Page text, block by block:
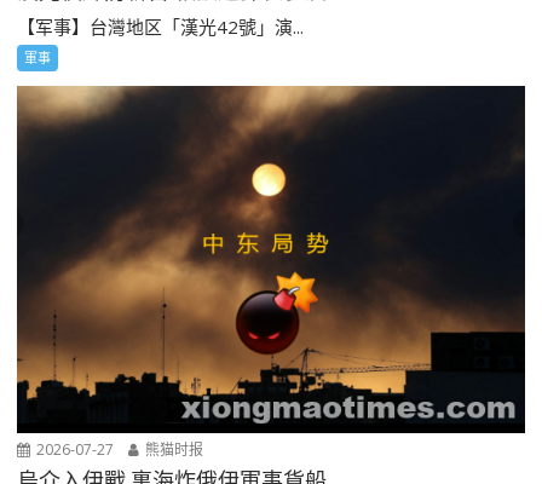
【军事】台灣地区「漢光42號」演...
軍事
2026-07-27 熊猫时报